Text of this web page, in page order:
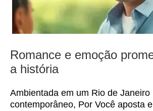
Romance e emoção
a história
Ambientada em um Rio de Janeiro
contemporâneo, Por Você aposta